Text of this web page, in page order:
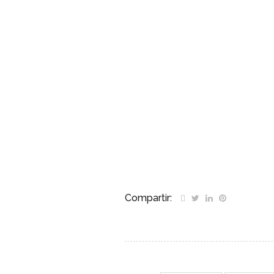
Compartir: